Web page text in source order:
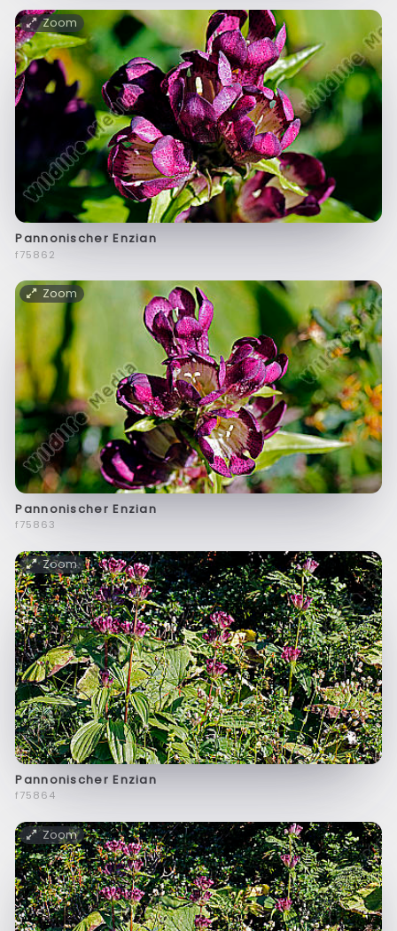
Zoom
Pannonischer Enzian
f75862
Zoom
Pannonischer Enzian
f75863
Zoom
Pannonischer Enzian
f75864
Zoom